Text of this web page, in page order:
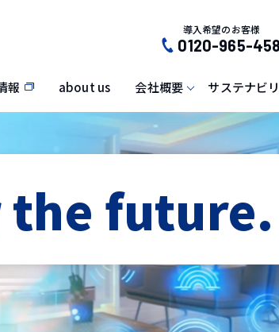
導入希望のお客様
0120-965-458
報 about us 会社概要 サステナビ
the future.